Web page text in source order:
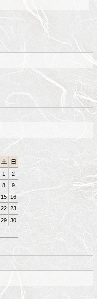
土
日
1
2
8
9
15 16
22 23
29 30